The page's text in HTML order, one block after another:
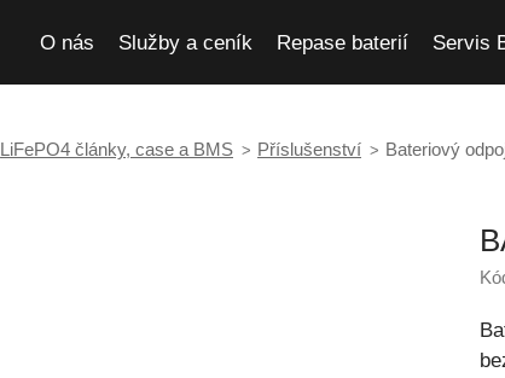
O nás Služby a ceník Repase baterií Servis
LiFePO4 články, case a BMS Příslušenství Bateriový